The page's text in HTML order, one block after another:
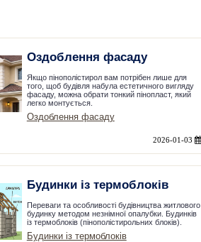
Оздоблення фасаду
Якщо пінополістирол вам потрібен лише для
того, щоб будівля набула естетичного вигляду
фасаду, можна обрати тонкий пінопласт, який
легко монтується.
Оздоблення фасаду
2026-01-03
Будинки із термоблоків
Переваги та особливості будівництва житлового
будинку методом незнімної опалубки. Будинків
із термоблоків (пінополістирольних блоків).
Будинки із термоблоків